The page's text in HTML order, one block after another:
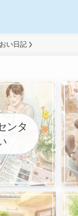
い日記
ンタ